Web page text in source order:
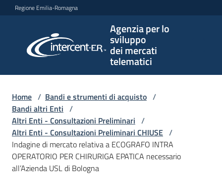
Vai al contenuto
Vai alla navigazione
Vai al footer
Regione Emilia-Romagna
Agenzia per lo
sviluppo
dei mercati
telematici
per lo
sviluppo
telematici
L'Agenzia
Home / Bandi e strumenti di acquisto /
Bandi altri Enti /
Altri Enti - Consultazioni Preliminari /
Altri Enti - Consultazioni Preliminari CHIUSE /
Indagine di mercato relativa a ECOGRAFO INTRA
OPERATORIO PER CHIRURIGA EPATICA necessario
all’Azienda USL di Bologna